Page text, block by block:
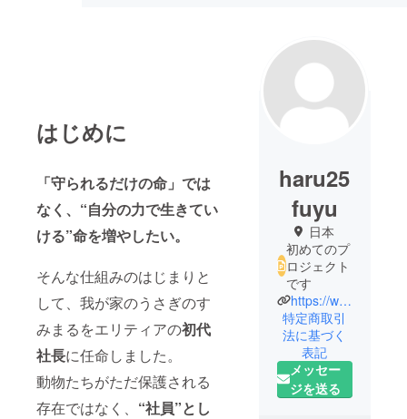
はじめに
「守られるだけの命」では
なく、“自分の力で生きてい
ける”命を増やしたい。
そんな仕組みのはじまりと
して、我が家のうさぎのす
みまるをエリティアの初代
社長に任命しました。
動物たちがただ保護される
存在ではなく、 “社員”とし
haru25
fuyu
日本
初めてのプ
ロジェクト
です
https://www.instagram.com/aftia_loop/
特定商取引
法に基づく
表記
メッセー
ジを送る